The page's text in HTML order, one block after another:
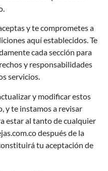
.
y te comprometes a
aquí establecidos. Te
cada sección para
y responsabilidades
servicios.
y modificar estos
y te instamos a revisar
estar al tanto de cualquier
después de la
tu aceptación de